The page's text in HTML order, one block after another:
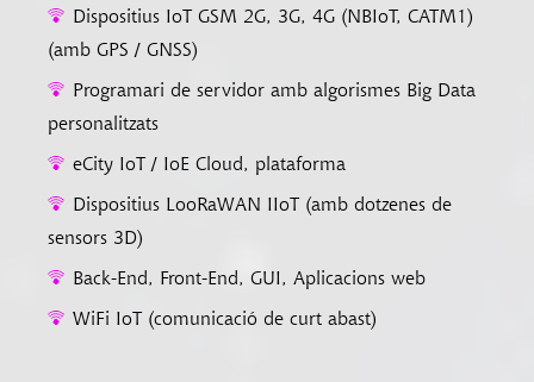
Dispositius IoT GSM 2G, 3G, 4G (NBIoT, CATM1)
(amb GPS / GNSS)
Programari de servidor amb algorismes Big Data
personalitzats
eCity IoT / IoE Cloud, plataforma
Dispositius LooRaWAN IIoT (amb dotzenes de
sensors 3D)
Back-End, Front-End, GUI, Aplicacions web
WiFi IoT (comunicació de curt abast)